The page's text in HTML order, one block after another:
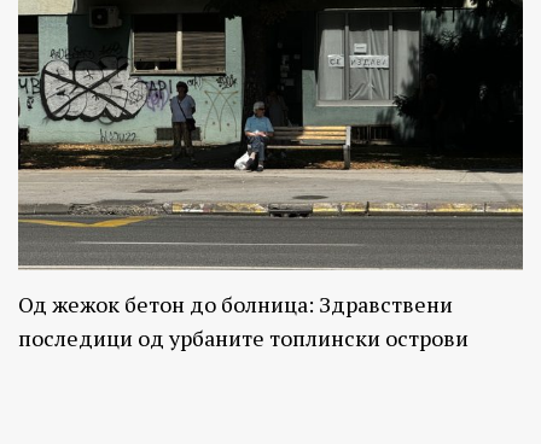
Од жежок бетон до болница: Здравствени
последици од урбаните топлински острови